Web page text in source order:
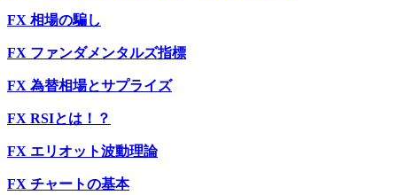
FX 相場の騙し
FX ファンダメンタルズ指標
FX 為替相場とサプライズ
FX RSIとは！？
FX エリオット波動理論
FX チャートの基本